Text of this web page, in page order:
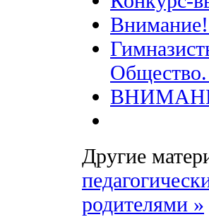
Другие
родителями »